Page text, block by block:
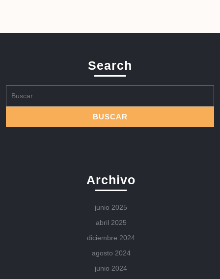
Search
Archivo
junio 2025
abril 2025
diciembre 2024
agosto 2024
junio 2024